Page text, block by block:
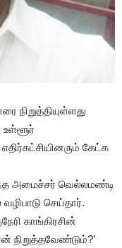
நிறுத்தியுள்ளது
உள்ளூர்
கேட்க
அமைச்சர் வெல்லமண்டி
செய்தார்.
காங்கிரசின்
நிறுத்தவேண்டும்?’